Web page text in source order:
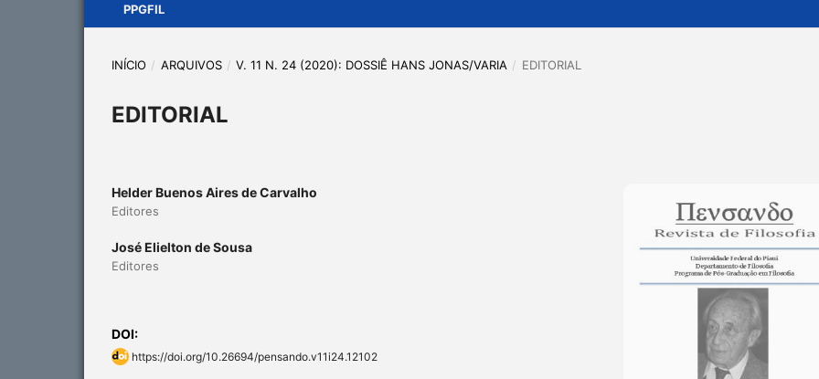
PPGFIL
INÍCIO / ARQUIVOS / V. 11 N. 24 (2020): DOSSIÊ HANS JONAS/VARIA / EDITORIAL
EDITORIAL
Helder Buenos Aires de Carvalho
Editores
José Elielton de Sousa
Editores
DOI:
https://doi.org/10.26694/pensando.v11i24.12102